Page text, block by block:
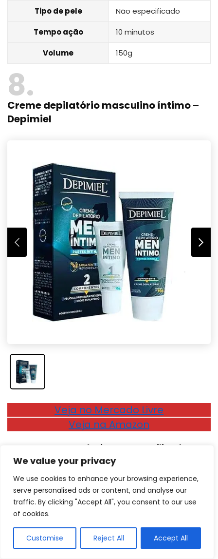
We value your privacy
We use cookies to enhance your browsing experience,
serve personalised ads or content, and analyse our
traffic. By clicking "Accept All", you consent to our use
of cookies.
Customise Reject All Accept All
Tipo de pele Não especificado
Tempo ação 10 minutos
Volume 150g
8
Creme depilatório masculino íntimo –
Depimiel
Veja no Mercado Livre
Veja na Amazon
Componente exclusivamente utilizado nos
produtos da marca Depimiel para um
O creme depilatório masculino Depimiel da foto
acima foi pensado especialmente para atender aos
homens que gostam de se cuidar e que
preferem
ficar livres de pelos até nas regiões
mais íntimas do corpo. Esse produto passou por